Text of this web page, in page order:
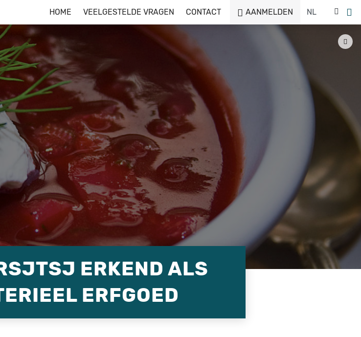
HOME VEELGESTELDE VRAGEN CONTACT AANMELDEN
ERKEND ALS
ERFGOED